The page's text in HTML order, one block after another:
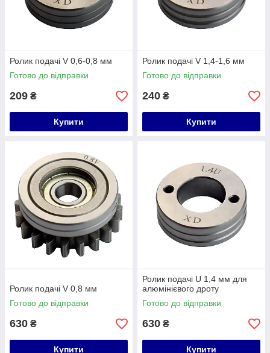
Ролик подачі V 0,6-0,8 мм
Готово до відправки
209 ₴
Купити
Ролик подачі V 1,4-1,6 мм
Готово до відправки
240 ₴
Купити
Ролик подачі V 0,8 мм
Готово до відправки
630 ₴
Купити
Ролик подачі U 1,4 мм для
алюмінієвого дроту
Готово до відправки
630 ₴
Купити